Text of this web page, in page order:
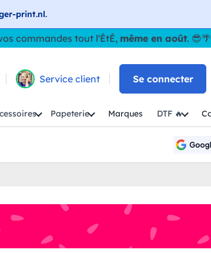
print.nl.
commandes tout l'ÉtÉ, même en août. 😎🌴
Service client Se connecter
Papeterie Marques DTF 🔥